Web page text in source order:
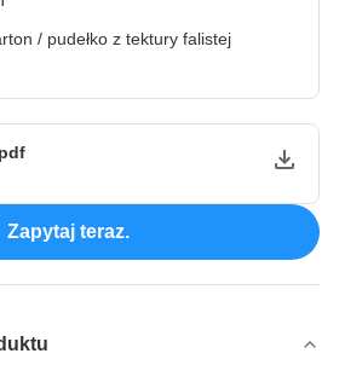
/ pudełko z tektury falistej
Zapytaj teraz.